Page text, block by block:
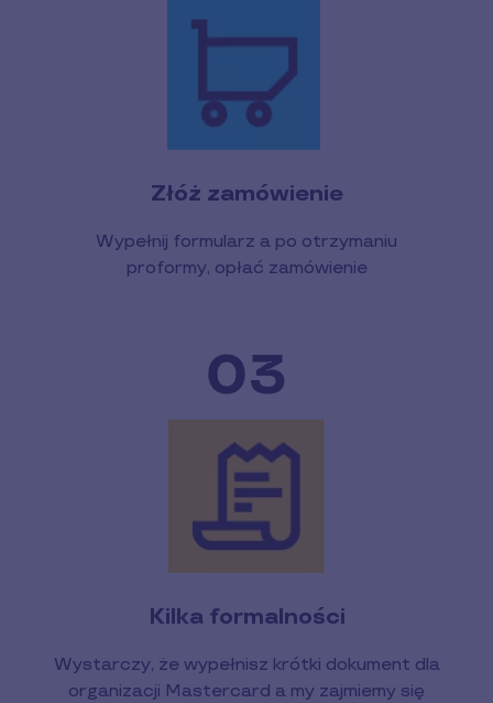
Złóż zamówienie
Wypełnij formularz a po otrzymaniu
proformy, opłać zamówienie
Kilka formalności
Wystarczy, że wypełnisz krótki dokument dla
organizacji Mastercard a my zajmiemy się